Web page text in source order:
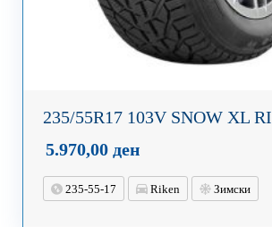
235/55R17 103V SNOW XL RI
5.970,00 ден
235-55-17 Riken Зимски